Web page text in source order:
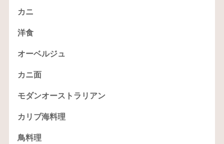
カニ
洋食
オーベルジュ
カニ面
モダンオーストラリアン
カリブ海料理
鳥料理